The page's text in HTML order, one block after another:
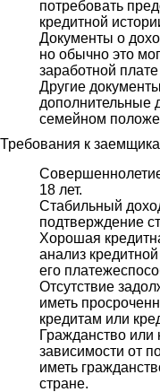
потребовать
кредитной
Документы о
но обычно это
заработной
Другие
дополнительные
семейном
Требования к
18 лет.
Стабильный
подтверждение
Хорошая
анализ
его
Отсутствие
иметь
кредитам или
Гражданство или
зависимости от
иметь
стране.